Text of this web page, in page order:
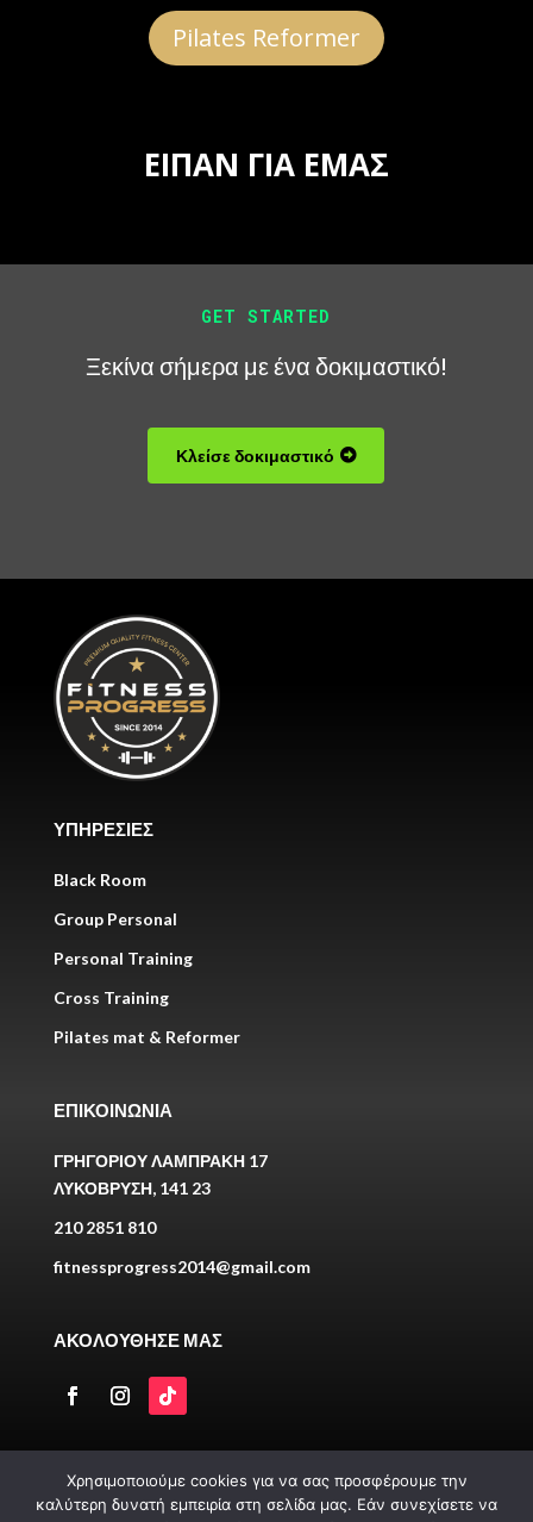
Pilates Reformer
ΕΙΠΑΝ ΓΙΑ ΕΜΑΣ
GET STARTED
Ξεκίνα σήμερα με ένα δοκιμαστικό!
Κλείσε δοκιμαστικό
ΥΠΗΡΕΣΙΕΣ
Black Room
Group Personal
Personal Training
Cross Training
Pilates mat & Reformer
ΕΠΙΚΟΙΝΩΝΙΑ
ΓΡΗΓΟΡΙΟΥ ΛΑΜΠΡΑΚΗ 17
ΛΥΚΟΒΡΥΣΗ, 141 23
210 2851 810
fitnessprogress2014@gmail.com
ΑΚΟΛΟΥΘΗΣΕ ΜΑΣ
COPYRIGHT © 2026FITNESSPROGRESS. ALL
Χρησιμοποιούμε cookies για να σας προσφέρουμε την
καλύτερη δυνατή εμπειρία στη σελίδα μας. Εάν συνεχίσετε να